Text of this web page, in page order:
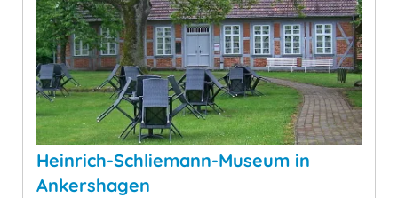
Heinrich-Schliemann-Museum in
Ankershagen